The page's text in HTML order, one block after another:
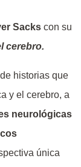
Sacks con su
cerebro.
historias que
y el cerebro, a
neurológicas
única